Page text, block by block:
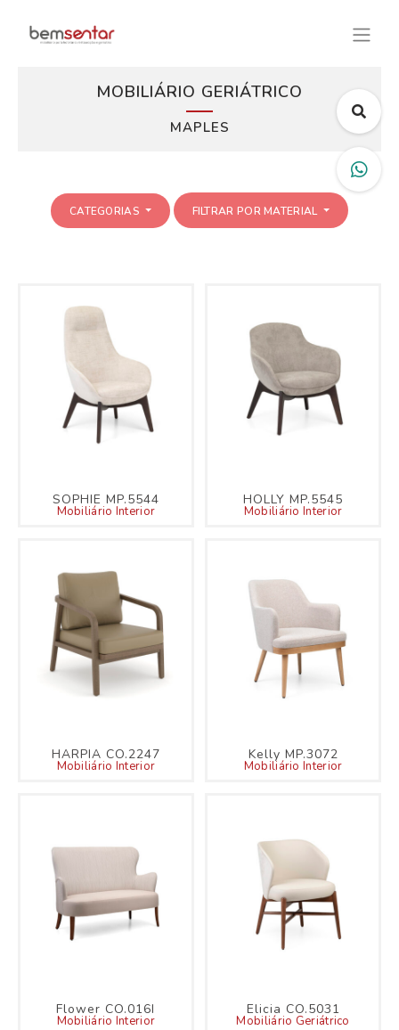
MOBILIÁRIO GERIÁTRICO
MAPLES
CATEGORIAS FILTRAR POR MATERIAL
SOPHIE MP.5544
Mobiliário Interior
HOLLY MP.5545
Mobiliário Interior
HARPIA CO.2247
Mobiliário Interior
Kelly MP.3072
Mobiliário Interior
Flower CO.016I
Mobiliário Interior
Elicia CO.5031
Mobiliário Geriátrico